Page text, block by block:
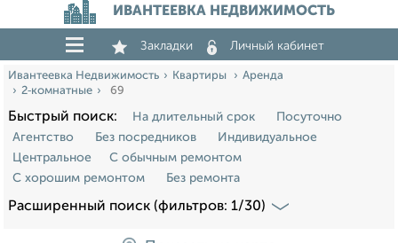
ИВАНТЕЕВКА НЕДВИЖИМОСТЬ
Закладки Личный кабинет
Ивантеевка Недвижимость Квартиры
Аренда
2‑комнатные
69
Быстрый поиск: На длительный срок
Посуточно
Агентство
Без посредников
Индивидуальное
Центральное
С обычным ремонтом
С хорошим ремонтом
Без ремонта
Расширенный поиск (фильтров: 1/30)